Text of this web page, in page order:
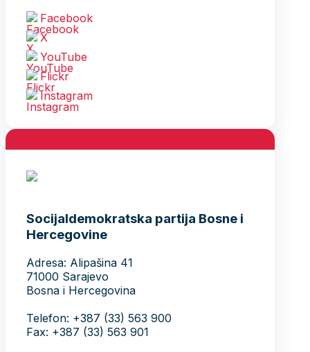
Facebook
X
YouTube
Flickr
Instagram
Socijaldemokratska partija Bosne i
Hercegovine
Adresa: Alipašina 41
71000 Sarajevo
Bosna i Hercegovina
Telefon: +387 (33) 563 900
Fax: +387 (33) 563 901